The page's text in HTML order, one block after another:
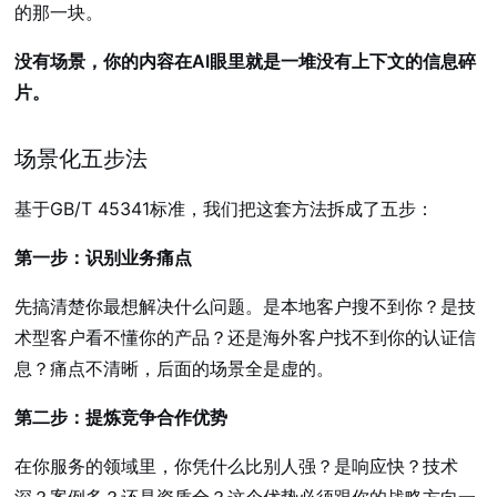
的那一块。
没有场景，你的内容在AI眼里就是一堆没有上下文的信息碎
片。
场景化五步法
基于GB/T 45341标准，我们把这套方法拆成了五步：
第一步：识别业务痛点
先搞清楚你最想解决什么问题。是本地客户搜不到你？是技
术型客户看不懂你的产品？还是海外客户找不到你的认证信
息？痛点不清晰，后面的场景全是虚的。
第二步：提炼竞争合作优势
在你服务的领域里，你凭什么比别人强？是响应快？技术